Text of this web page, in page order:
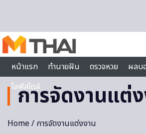
หน้าแรก
ทำนายฝัน ตรวจหวย ผลบ
ไลฟ์สไตล์
การจัดงานแต่
Home/ การจัดงานแต่งงาน